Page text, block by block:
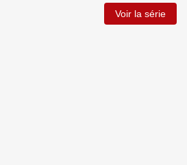
Voir la série